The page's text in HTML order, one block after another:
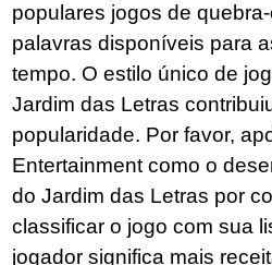
populares jogos de
palavras disponíveis para
tempo. O estilo único de
Jardim das Letras
popularidade. Por favor,
Entertainment como o
do Jardim das Letras por
classificar o jogo com sua
jogador significa mais